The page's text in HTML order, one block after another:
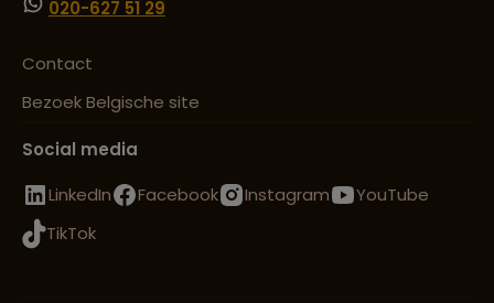
020-627 51 29
Contact
Bezoek Belgische site
Social media
LinkedIn
Facebook Instagram
YouTube
TikTok